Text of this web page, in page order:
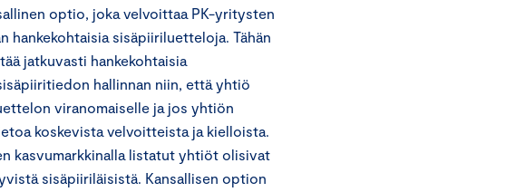
optio, joka velvoittaa PK-yritysten
hankekohtaisia sisäpiiriluetteloja. Tähän
jatkuvasti hankekohtaisia
hallinnan niin, että yhtiö
viranomaiselle ja jos yhtiön
koskevista velvoitteista ja kielloista.
kasvumarkkinalla listatut yhtiöt olisivat
sisäpiiriläisistä. Kansallisen option